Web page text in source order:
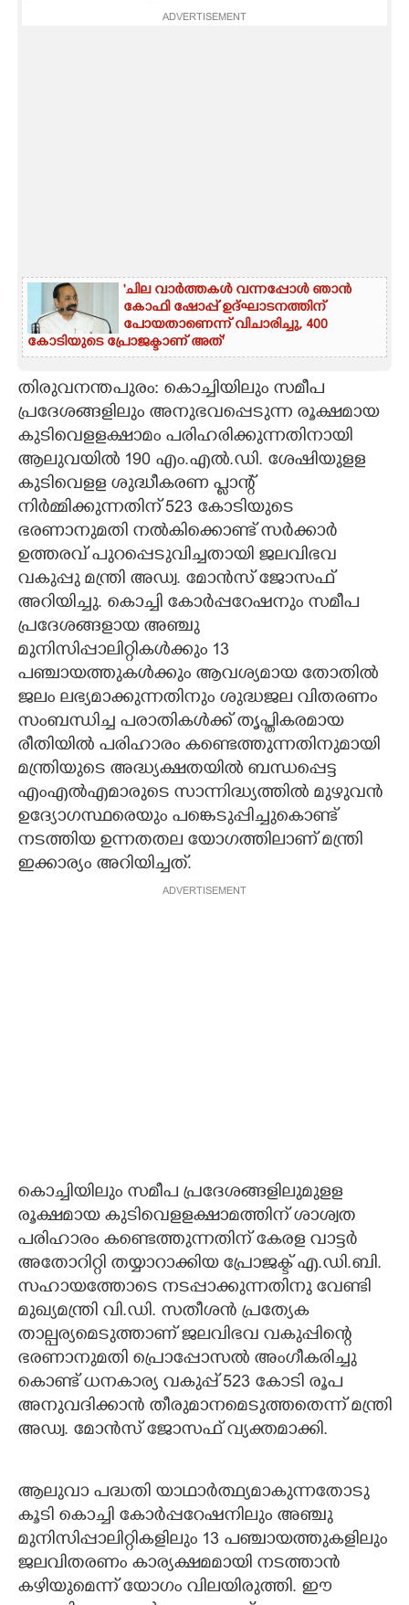
ADVERTISEMENT
'ചില വാർത്തകൾ വന്നപ്പോൾ ഞാൻ
കോഫി ഷോപ്പ് ഉദ്ഘാടനത്തിന്
പോയതാണെന്ന് വിചാരിച്ചു, 400
കോടിയുടെ പ്രോജക്ടാണ് അത്'
തിരുവനന്തപുരം: കൊച്ചിയിലും സമീപ
പ്രദേശങ്ങളിലും അനുഭവപ്പെടുന്ന രൂക്ഷമായ
കുടിവെളളക്ഷാമം പരിഹരിക്കുന്നതിനായി
ആലുവയില്‍ 190 എം.എല്‍.ഡി. ശേഷിയുളള
കുടിവെളള ശുദ്ധീകരണ പ്ലാന്റ്
നിര്‍മ്മിക്കുന്നതിന് 523 കോടിയുടെ
ഭരണാനുമതി നല്‍കിക്കൊണ്ട് സര്‍ക്കാര്‍
ഉത്തരവ് പുറപ്പെടുവിച്ചതായി ജലവിഭവ
വകുപ്പു മന്ത്രി അഡ്വ. മോന്‍സ് ജോസഫ്
അറിയിച്ചു. കൊച്ചി കോര്‍പ്പറേഷനും സമീപ
പ്രദേശങ്ങളായ അഞ്ചു
മുനിസിപ്പാലിറ്റികള്‍ക്കും 13
പഞ്ചായത്തുകള്‍ക്കും ആവശ്യമായ തോതില്‍
ജലം ലഭ്യമാക്കുന്നതിനും ശുദ്ധജല വിതരണം
സംബന്ധിച്ച പരാതികള്‍ക്ക് തൃപ്തികരമായ
രീതിയില്‍ പരിഹാരം കണ്ടെത്തുന്നതിനുമായി
മന്ത്രിയുടെ അദ്ധ്യക്ഷതയില്‍ ബന്ധപ്പെട്ട
എംഎല്‍എമാരുടെ സാന്നിദ്ധ്യത്തില്‍ മുഴുവന്‍
ഉദ്യോഗസ്ഥരെയും പങ്കെടുപ്പിച്ചുകൊണ്ട്
നടത്തിയ ഉന്നതതല യോഗത്തിലാണ് മന്ത്രി
ഇക്കാര്യം അറിയിച്ചത്.
ADVERTISEMENT
കൊച്ചിയിലും സമീപ പ്രദേശങ്ങളിലുമുളള
രൂക്ഷമായ കുടിവെളളക്ഷാമത്തിന് ശാശ്വത
പരിഹാരം കണ്ടെത്തുന്നതിന് കേരള വാട്ടര്‍
അതോറിറ്റി തയ്യാറാക്കിയ പ്രോജക്ട് എ.ഡി.ബി.
സഹായത്തോടെ നടപ്പാക്കുന്നതിനു വേണ്ടി
മുഖ്യമന്ത്രി വി.ഡി. സതീശന്‍ പ്രത്യേക
താല്പര്യമെടുത്താണ് ജലവിഭവ വകുപ്പിന്റെ
ഭരണാനുമതി പ്രൊപ്പോസല്‍ അംഗീകരിച്ചു
കൊണ്ട് ധനകാര്യ വകുപ്പ് 523 കോടി രൂപ
അനുവദിക്കാന്‍ തീരുമാനമെടുത്തതെന്ന് മന്ത്രി
അഡ്വ. മോന്‍സ് ജോസഫ് വ്യക്തമാക്കി.
ആലുവാ പദ്ധതി യാഥാര്‍ത്ഥ്യമാകുന്നതോടു
കൂടി കൊച്ചി കോര്‍പ്പറേഷനിലും അഞ്ചു
മുനിസിപ്പാലിറ്റികളിലും 13 പഞ്ചായത്തുകളിലും
ജലവിതരണം കാര്യക്ഷമമായി നടത്താന്‍
കഴിയുമെന്ന് യോഗം വിലയിരുത്തി. ഈ